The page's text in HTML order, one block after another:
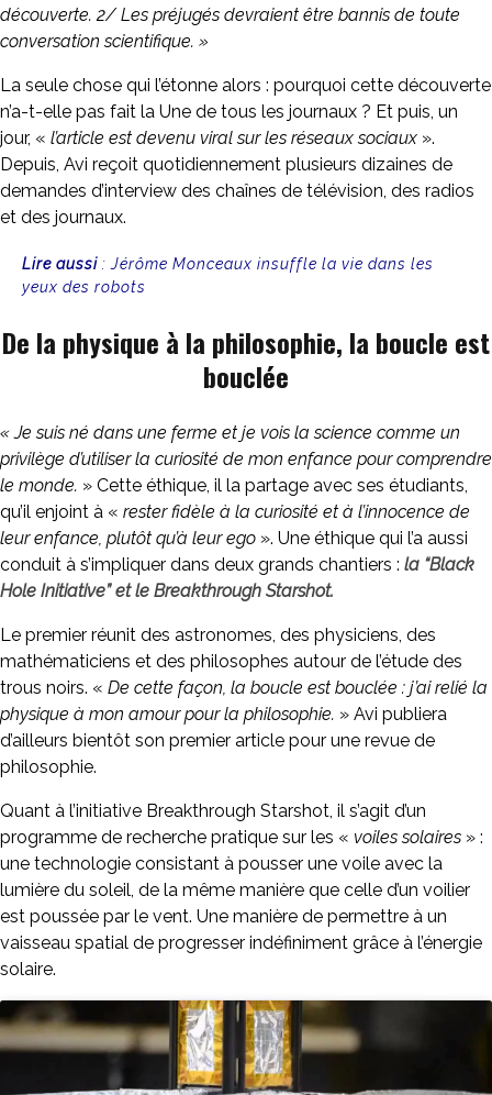
découverte. 2/ Les préjugés devraient être bannis de toute
conversation scientifique. »
La seule chose qui l’étonne alors : pourquoi cette découverte
n’a-t-elle pas fait la Une de tous les journaux ? Et puis, un
jour, « l’article est devenu viral sur les réseaux sociaux ».
Depuis, Avi reçoit quotidiennement plusieurs dizaines de
demandes d’interview des chaînes de télévision, des radios
et des journaux.
Lire aussi :Jérôme Monceaux insuffle la vie dans les
yeux des robots
De la physique à la philosophie, la boucle est
bouclée
« Je suis né dans une ferme et je vois la science comme un
privilège d’utiliser la curiosité de mon enfance pour comprendre
le monde. » Cette éthique, il la partage avec ses étudiants,
qu’il enjoint à « rester fidèle à la curiosité et à l’innocence de
leur enfance, plutôt qu’à leur ego ». Une éthique qui l’a aussi
conduit à s’impliquer dans deux grands chantiers : la “Black
Hole Initiative” et le Breakthrough Starshot.
Le premier réunit des astronomes, des physiciens, des
mathématiciens et des philosophes autour de l’étude des
trous noirs. « De cette façon, la boucle est bouclée : j’ai relié la
physique à mon amour pour la philosophie. » Avi publiera
d’ailleurs bientôt son premier article pour une revue de
philosophie.
Quant à l’initiative Breakthrough Starshot, il s’agit d’un
programme de recherche pratique sur les « voiles solaires » :
une technologie consistant à pousser une voile avec la
lumière du soleil, de la même manière que celle d’un voilier
est poussée par le vent. Une manière de permettre à un
vaisseau spatial de progresser indéfiniment grâce à l’énergie
solaire.